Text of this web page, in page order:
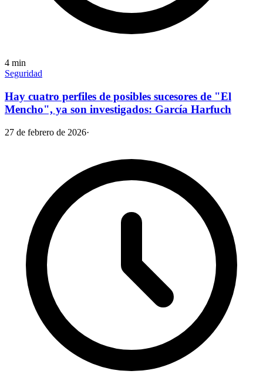
4 min
Seguridad
Hay cuatro perfiles de posibles sucesores de "El
Mencho", ya son investigados: García Harfuch
27 de febrero de 2026·